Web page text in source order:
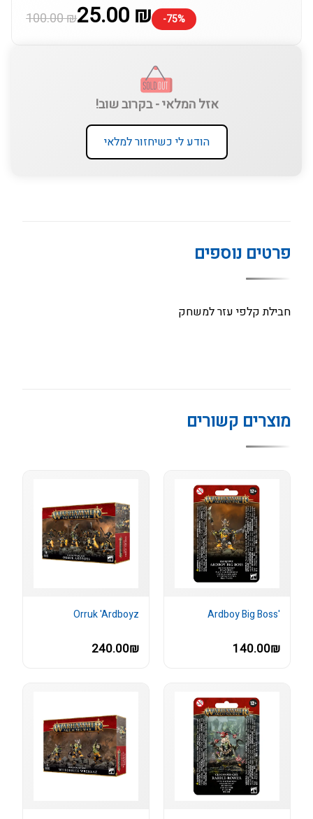
100.00 ₪25.00 ₪ -75%
אזל המלאי - בקרוב שוב!
הודע לי כשיחזור למלאי
פרטים נוספים
חבילת קלפי עזר למשחק
מוצרים קשורים
'Ardboy Big Boss
140.00₪
Orruk 'Ardboyz
240.00₪